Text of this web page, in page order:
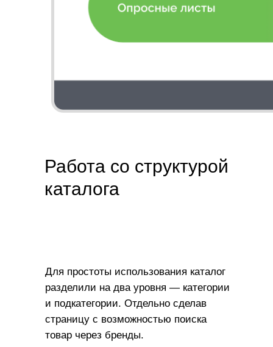
Работа со структурой
каталога
Для простоты использования каталог
разделили на два уровня — категории
и подкатегории. Отдельно сделав
страницу с возможностью поиска
товар через бренды.